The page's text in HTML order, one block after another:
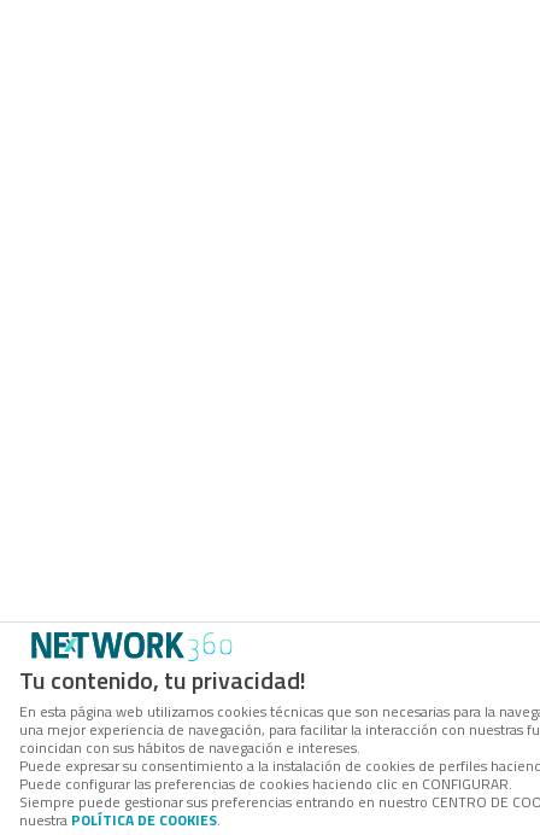
Tu contenido, tu privacidad!
En esta página web utilizamos cookies técnicas que son necesarias para la
una mejor experiencia de navegación, para facilitar la interacción con
coincidan con sus hábitos de navegación e intereses.
Puede expresar su consentimiento a la instalación de cookies de perfiles
Puede configurar las preferencias de cookies haciendo clic en CONFIGURAR.
Siempre puede gestionar sus preferencias entrando en nuestro CENTRO DE
nuestra POLÍTICA DE COOKIES.